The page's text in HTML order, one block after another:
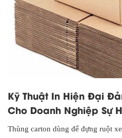
Kỹ Thuật In Hiện Đại
Cho Doanh Nghiệp Sự
Thùng carton dùng để đựng ruột